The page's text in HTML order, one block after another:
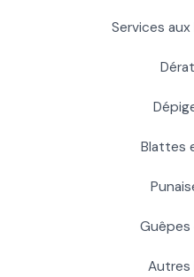
Services
Blattes
Guêpes
Autres